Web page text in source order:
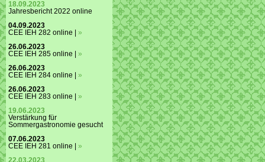
18.09.2023
Jahresbericht 2022 online
04.09.2023
CEE IEH 282 online | »
26.06.2023
CEE IEH 285 online | »
26.06.2023
CEE IEH 284 online | »
26.06.2023
CEE IEH 283 online | »
19.06.2023
Verstärkung für
Sommergastronomie gesucht
07.06.2023
CEE IEH 281 online | »
22.03.2023